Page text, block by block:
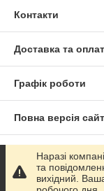
Контакти
Доставка та
Графік роботи
Повна версія
Сайт створено на
Політика
Наразі
та
вихідний.